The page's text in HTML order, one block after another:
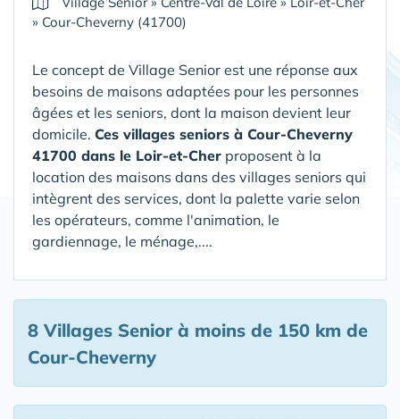
» Cour-Cheverny (41700)
Le concept de Village Senior est une réponse aux
besoins de maisons adaptées pour les personnes
âgées et les seniors, dont la maison devient leur
domicile. Ces villages seniors à Cour-Cheverny
41700 dans le Loir-et-Cher proposent à la
location des maisons dans des villages seniors qui
intègrent des services, dont la palette varie selon
les opérateurs, comme l'animation, le
gardiennage, le ménage,....
8 Villages Seniorà moins de 150 km de
Cour-Cheverny